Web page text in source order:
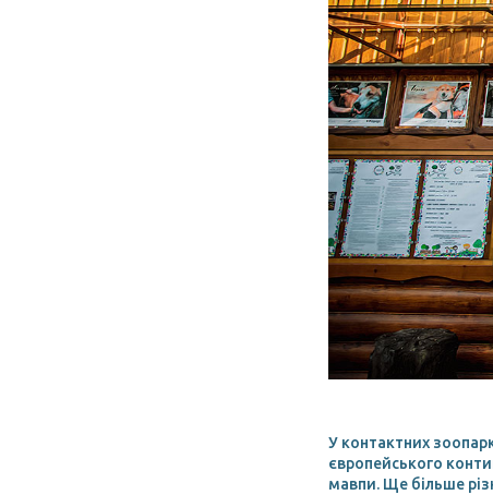
У контактних
європейського
мавпи. Ще більше